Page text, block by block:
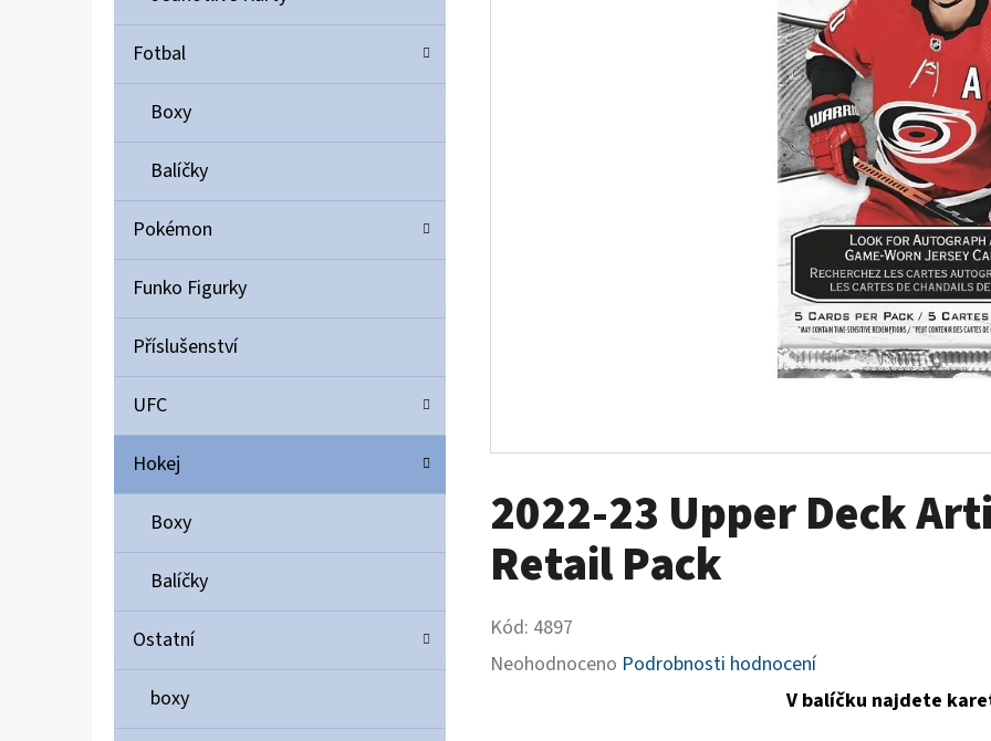
Fotbal
Boxy
Balíčky
Pokémon
Funko Figurky
Příslušenství
UFC
Hokej
Boxy
Balíčky
Ostatní
boxy
2022-23 Upper Deck
Retail Pack
Kód: 4897
Průměrné
Neohodnoceno Podrobnosti hodnocení
V balíčku najdete
ULTIMATE GUARD MAGNETIC CARD CASE 35PT
POKÉMON TCG:
BOOSTER BUNDLE
990 Kč